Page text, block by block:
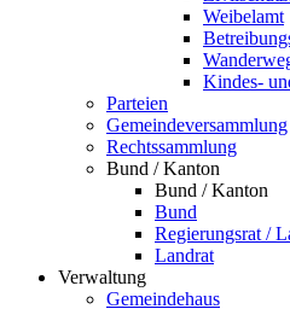
Weibelamt
Kindes-
Parteien
Gemeindeversammlung
Rechtssammlung
Bund / Kanton
Bund / Kanton
Bund
Regierungsrat /
Landrat
Verwaltung
Gemeindehaus